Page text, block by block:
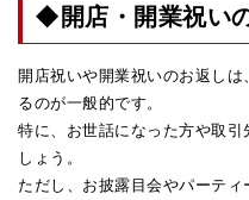
◆開店・開業祝い
開店祝いや開業祝いのお返しは、
るのが一般的です。
特に、お世話になった方や取
しょう。
ただし、お披露目会やパーテ